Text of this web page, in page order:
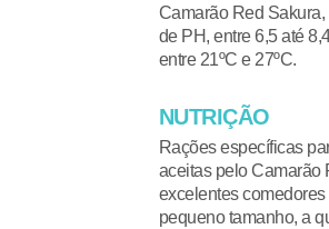
Camarão Red
de PH, entre 6,5 até
entre 21ºC e 27ºC.
NUTRIÇÃO
Rações específicas
aceitas pelo Camarão
excelentes
pequeno tamanho, a